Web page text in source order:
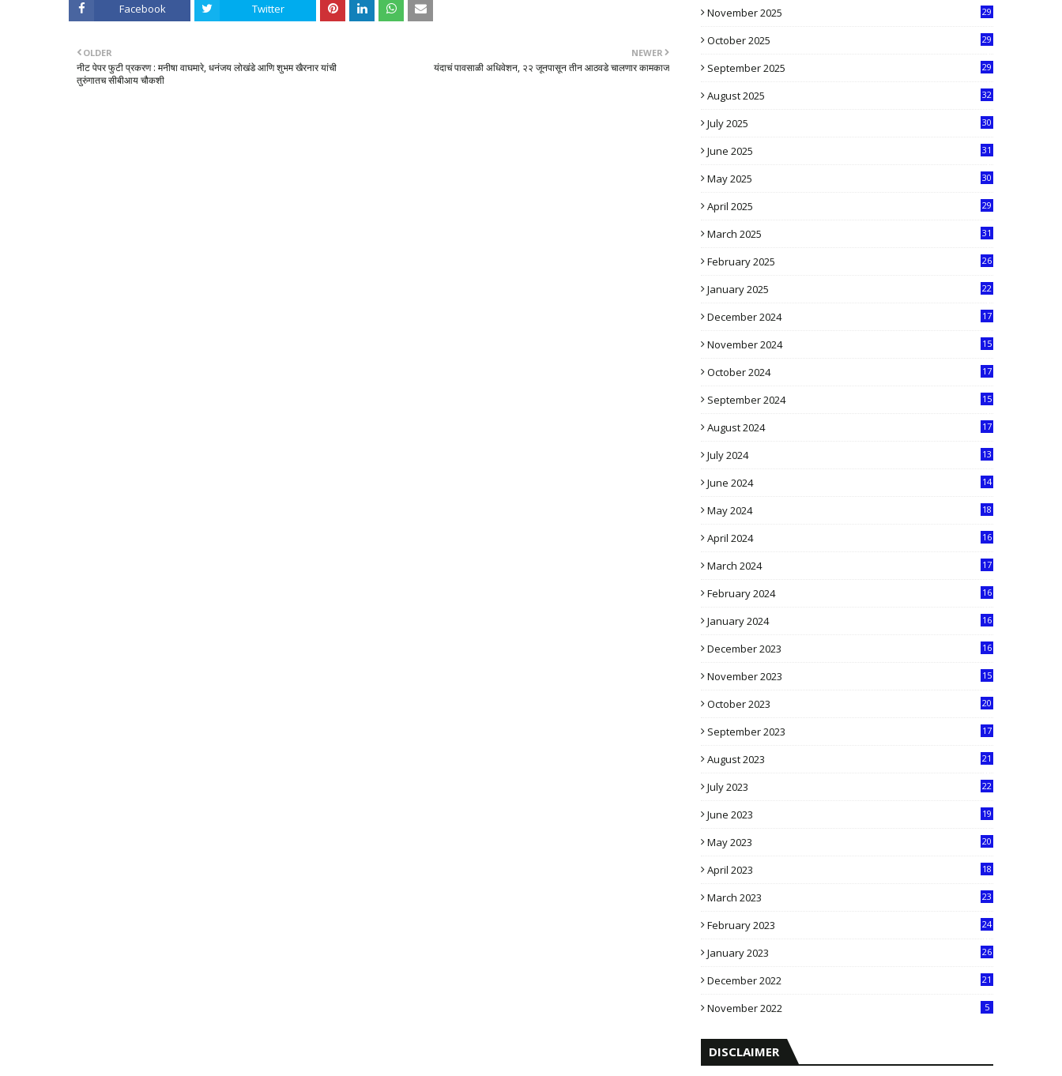
Facebook Twitter
NEWER
यंदाचं पावसाळी अधिवेशन, २२ जूनपासून तीन आठवडे चालणार कामकाज
OLDER
नीट पेपर फुटी प्रकरण : मनीषा वाघमारे, धनंजय लोखंडे आणि शुभम खैरनार यांची
तुरुंगातच सीबीआय चौकशी
November 2025
29
October 2025
29
September 2025
29
August 2025
32
July 2025
30
June 2025
31
May 2025
30
April 2025
29
March 2025
31
February 2025
26
January 2025
22
December 2024
17
November 2024
15
October 2024
17
September 2024
15
August 2024
17
July 2024
13
June 2024
14
May 2024
18
April 2024
16
March 2024
17
February 2024
16
January 2024
16
December 2023
16
November 2023
15
October 2023
20
September 2023
17
August 2023
21
July 2023
22
June 2023
19
May 2023
20
April 2023
18
March 2023
23
February 2023
24
January 2023
26
December 2022
21
November 2022 5
DISCLAIMER